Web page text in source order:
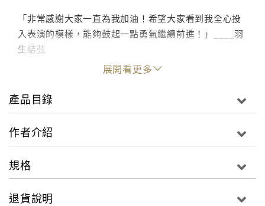
「非常感謝大家一直為我加油！希望大家看到我全心投
入表演的模樣，能夠鼓起一點勇氣繼續前進！」____羽
生結弦
展開看更多
產品目錄
作者介紹
規格
退貨說明